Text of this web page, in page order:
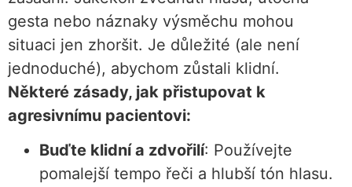
gesta nebo náznaky výsměchu mohou
situaci jen zhoršit. Je důležité (ale není
jednoduché), abychom zůstali klidní.
Některé zásady, jak přistupovat k
agresivnímu pacientovi:
Buďte klidní a zdvořilí: Používejte
pomalejší tempo řeči a hlubší tón hlasu.